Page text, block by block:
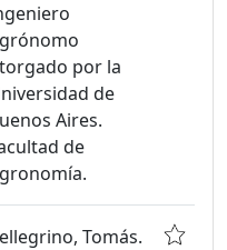
por la
de
Aires.
de
Tomás.